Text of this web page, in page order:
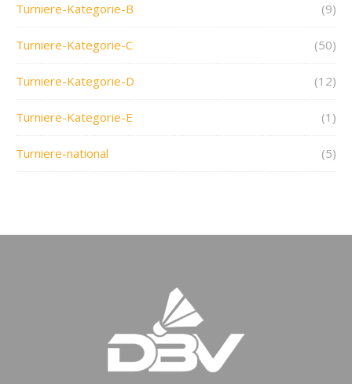
Turniere-Kategorie-B (9)
Turniere-Kategorie-C (50)
Turniere-Kategorie-D (12)
Turniere-Kategorie-E (1)
Turniere-national (5)